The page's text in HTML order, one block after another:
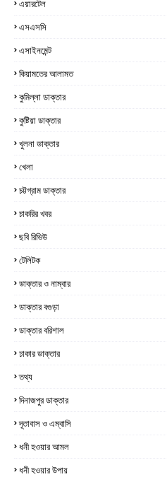
এয়ারটেল
এসএসসি
এসাইনমেন্ট
কিয়ামতের আলামত
কুমিল্লা ডাক্তার
কুষ্টিয়া ডাক্তার
খুলনা ডাক্তার
খেলা
চট্টগ্রাম ডাক্তার
চাকরির খবর
ছবি রিভিউ
টেলিটক
ডাক্তার ও নাম্বার
ডাক্তার বগুড়া
ডাক্তার বরিশাল
ঢাকার ডাক্তার
তথ্য
দিনাজপুর ডাক্তার
দূতাবাস ও এম্বাসি
ধনী হওয়ার আমল
ধনী হওয়ার উপায়